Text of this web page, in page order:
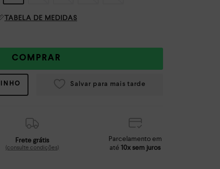
TABELA DE MEDIDAS
COMPRAR
Frete grátis
(consulte condições)
Parcelamento em
até10x sem juros